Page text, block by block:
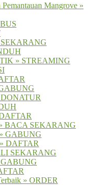
Mangrove »
SEKARANG
» STREAMING
DONATUR
BACA SEKARANG
» GABUNG
» DAFTAR
SEKARANG
GABUNG
» ORDER